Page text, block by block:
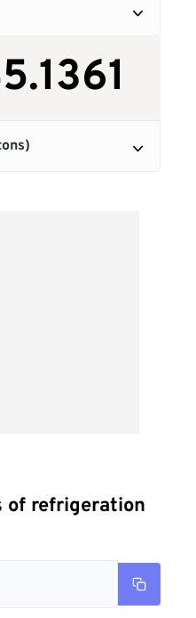
of refrigeration